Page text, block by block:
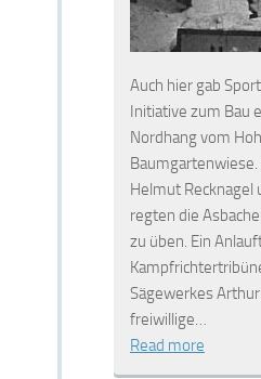
Auch hier gab
Initiative zum Bau
Nordhang vom
Helmut Recknagel
regten die
zu üben. Ein
Sägewerkes
freiwillige…
Read more